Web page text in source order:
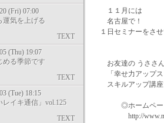
(Fri) 07:00
運気を上げる
TEXT
(Thu) 19:07
める季節です
TEXT
(Tue) 18:15
レイキ通信」vol.125
TEXT
１１月には
名古屋で！
１日セミナーをさ
お友達の うささ
「幸せ力アップス
スキルアップ講
◎ホームペー
http://